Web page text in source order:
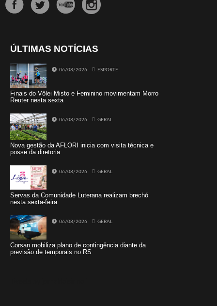
ÚLTIMAS NOTÍCIAS
06/08/2026 ESPORTE
Finais do Vôlei Misto e Feminino movimentam Morro
Reuter nesta sexta
06/08/2026 GERAL
Nova gestão da AFLORI inicia com visita técnica e
posse da diretoria
06/08/2026 GERAL
Servas da Comunidade Luterana realizam brechó
nesta sexta-feira
06/08/2026 GERAL
Corsan mobiliza plano de contingência diante da
previsão de temporais no RS